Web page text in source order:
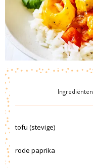
Ingrediënten
tofu (stevige)
rode paprika